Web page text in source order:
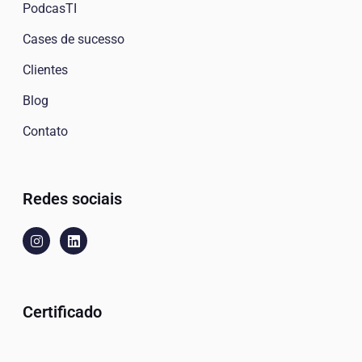
PodcasTI
Cases de sucesso
Clientes
Blog
Contato
Redes sociais
Certificado